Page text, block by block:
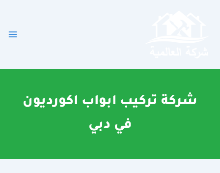
شركة تركيب ابواب اكورديون
في دبي